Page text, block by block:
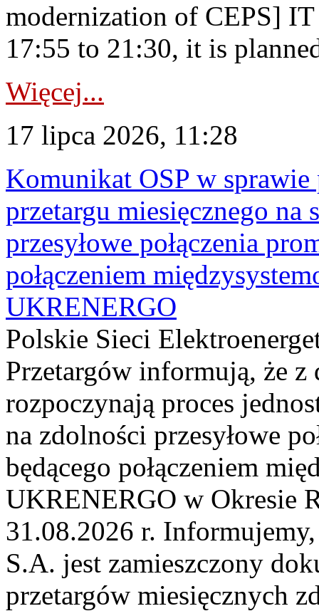
modernization of CEPS]
17:55 to 21:30, it is
Więcej...
17 lipca 2026, 11:28
Komunikat OSP w sprawie
przetargu miesięcznego
przesyłowe połączenia
połączeniem
UKRENERGO
Polskie Sieci
Przetargów informują, że
rozpoczynają proces
na zdolności przesyłowe
będącego połączeniem
UKRENERGO w Okresie
31.08.2026 r.
S.A. jest zamieszczony
przetargów miesięcznych